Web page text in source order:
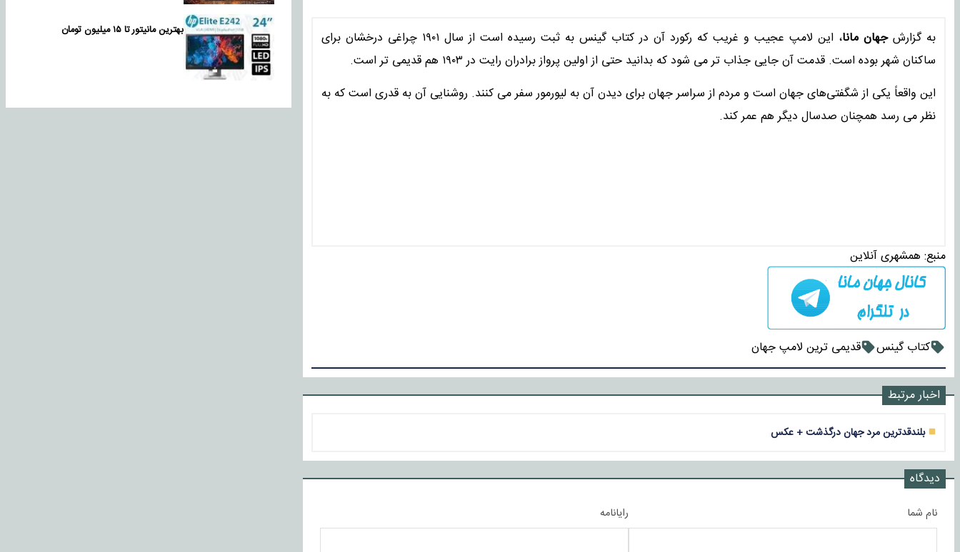
به گزارشجهان مانا
، این لامپ عجیب و غریب که رکورد آن در کتاب گینس به ثبت رسیده است از سال ۱۹۰۱ چراغی درخشان برای
ساکنان شهر بوده است. قدمت آن جایی جذاب تر می شود که بدانید حتی از اولین پرواز برادران رایت در ۱۹۰۳ هم قدیمی تر است.
این واقعاً یکی از شگفتی‌های جهان است و مردم از سراسر جهان برای دیدن آن به لیورمور سفر می کنند. روشنایی آن به قدری است که به
نظر می رسد همچنان صدسال دیگر هم عمر کند.
منبع: همشهری آنلاین
کتاب گینس قدیمی ترین لامپ جهان
اخبار مرتبط
بلندقدترین مرد جهان درگذشت + عکس
دیدگاه
نام شما رایانامه
بهترین مانیتور تا ۱۵ میلیون تومان